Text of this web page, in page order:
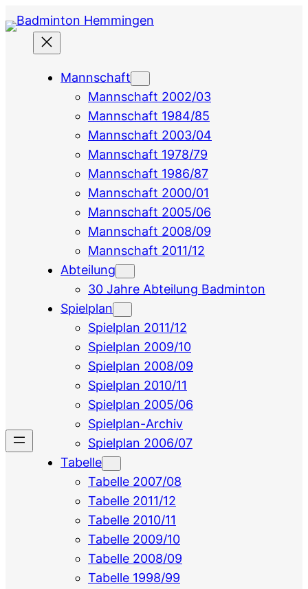
Zum
Inhalt
springen
Mannschaft
Mannschaft 2002/03
Mannschaft 1984/85
Mannschaft 2003/04
Mannschaft 1978/79
Mannschaft 1986/87
Mannschaft 2000/01
Mannschaft 2005/06
Mannschaft 2008/09
Mannschaft 2011/12
Abteilung
30 Jahre Abteilung Badminton
Spielplan
Spielplan 2011/12
Spielplan 2009/10
Spielplan 2008/09
Spielplan 2010/11
Spielplan 2005/06
Spielplan-Archiv
Spielplan 2006/07
Tabelle
Tabelle 2007/08
Tabelle 2011/12
Tabelle 2010/11
Tabelle 2009/10
Tabelle 2008/09
Tabelle 1998/99